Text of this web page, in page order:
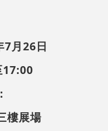
7月26日
17:00
樓展場